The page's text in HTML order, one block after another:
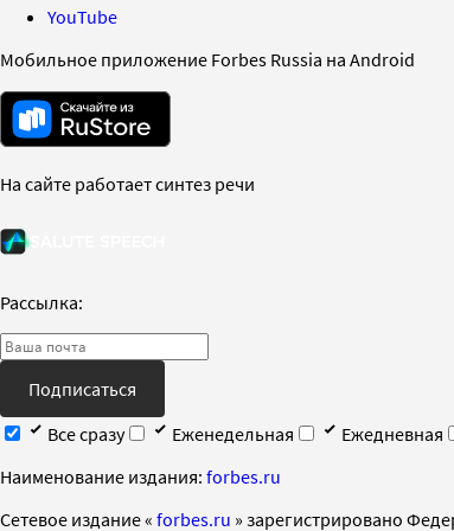
YouTube
Мобильное приложение Forbes Russia на Android
На сайте работает синтез речи
Рассылка:
Подписаться
Все сразу
Еженедельная Ежедневная
Наименование издания: forbes.ru
Cетевое издание « forbes.ru » зарегистрировано